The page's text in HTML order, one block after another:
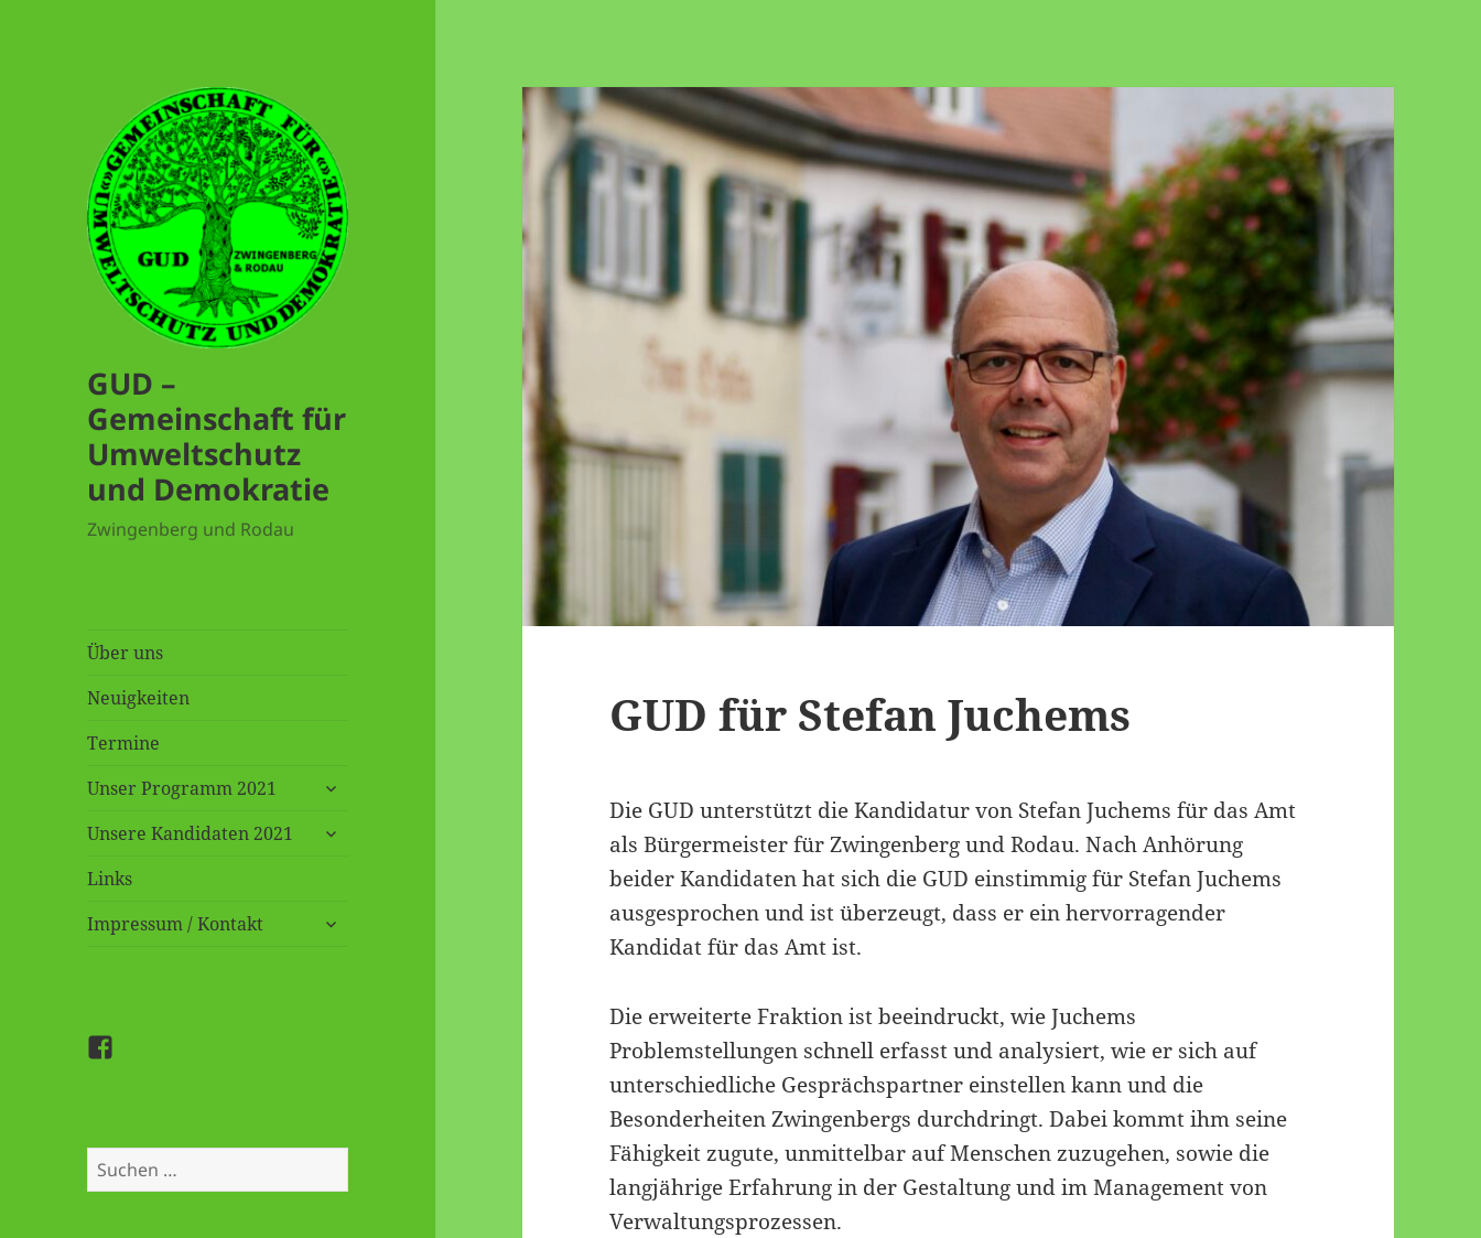
GUD –
Gemeinschaft für
Umweltschutz
und Demokratie
Zwingenberg und Rodau
Über uns
Neuigkeiten
Termine
Unser Programm 2021
untermenü
Unsere Kandidaten 2021
untermenü
Links
Impressum / Kontakt
untermenü
Besuchen
auf
Facebook
Suche
nach:
GUD für Stefan Juchems
Die GUD unterstützt die Kandidatur von Stefan Juchems für das Amt
als Bürgermeister für Zwingenberg und Rodau. Nach Anhörung
beider Kandidaten hat sich die GUD einstimmig für Stefan Juchems
ausgesprochen und ist überzeugt, dass er ein hervorragender
Kandidat für das Amt ist.
Die erweiterte Fraktion ist beeindruckt, wie Juchems
Problemstellungen schnell erfasst und analysiert, wie er sich auf
unterschiedliche Gesprächspartner einstellen kann und die
Besonderheiten Zwingenbergs durchdringt. Dabei kommt ihm seine
Fähigkeit zugute, unmittelbar auf Menschen zuzugehen, sowie die
langjährige Erfahrung in der Gestaltung und im Management von
Verwaltungsprozessen.